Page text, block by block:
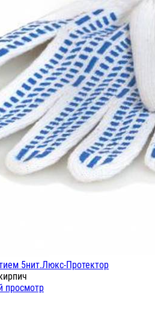
5нит.Люкс-Протектор
просмотр